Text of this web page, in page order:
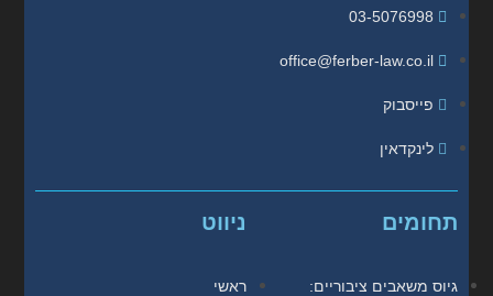
ניווט
ראשי
תחומים
גיוס משאבים ציבוריים:
03-5076998
office@ferber-law.co.il
פייסבוק
לינקדאין